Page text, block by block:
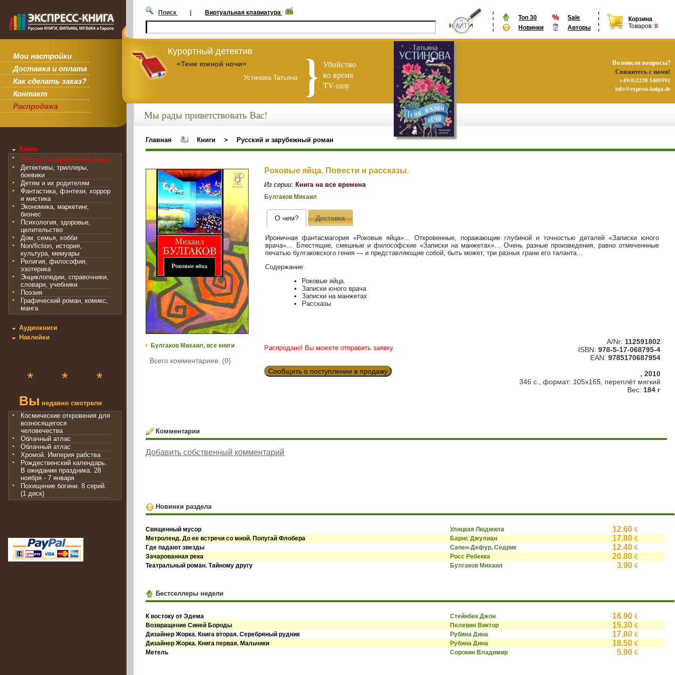
Мои настройки
Доставка и оплата
Как сделать заказ?
Контакт
Распродажа
Топ 30
Sale
Новинки
Авторы
Корзина
Товаров: 0
Поиск | Виртуальная клавиатура
Курортный детектив
«Тени южной ночи»
Устинова Татьяна
Убийство
во время
TV-шоу
Книги
Русский и зарубежный роман
Детективы, триллеры,
боевики
Детям и их родителям
Фантастика, фэнтези, хоррор
и мистика
Экономика, маркетинг,
бизнес
Психология, здоровье,
целительство
Дом, семья, хобби
Non/fiction, история,
культура, мемуары
Религия, философия,
эзотерика
Энциклопедии, справочники,
словари, учебники
Поэзия
Графический роман, комикс,
манга
Аудиокниги
Наклейки
* * *
Вы недавно смотрели
Космические откровения для
возносящегося
человечества
Облачный атлас
Облачный атлас
Хромой. Империя рабства
Рождественский календарь.
В ожидании праздника. 28
ноября - 7 января
Похищение богини. 8 серий.
(1 диск)
Мы рады приветствовать Вас!
Главная Книги > Русский и зарубежный роман
Булгаков Михаил, все книги
Всего комментариев: (0)
Роковые яйца. Повести и рассказы.
Из серии: Книга на все времена
Булгаков Михаил
О чем? Доставка
Ироничная фантасмагория «Роковые яйца»… Откровенные, поражающие глубиной и точностью деталей «Записки юного
врача»… Блестящие, смешные и философские «Записки на манжетах»… Очень разные произведения, равно отмеченнные
печатью булгаковского гения — и представляющие собой, быть может, три разных грани его таланта…
Содержание:
Роковые яйца.
Записки юного врача
Записки на манжетах
Рассказы
Распродано! Вы можете отправить заявку.
Сообщить о поступлении в продажу
A/Nr: 112591802
ISBN: 978-5-17-068795-4
EAN: 9785170687954
, 2010
346 с., формат: 105х165, переплёт мягкий
Вес: 184 г
Комментарии
Добавить собственный комментарий
Новинки раздела
Священный мусор Улицкая Людмила 12.60€
Метроленд. До ее встречи со мной. Попугай Флобера Барнс Джулиан 17.80€
Где падают звезды Сапен-Дефур, Седрик 12.40€
Зачарованная река Росс Ребекка 20.80€
Театральный роман. Тайному другу Булгаков Михаил 3.90€
Бестселлеры недели
К востоку от Эдема Стейнбек Джон 16.90€
Возвращение Синей Бороды Пелевин Виктор 15.30€
Дизайнер Жорка. Книга вторая. Серебряный рудник Рубина Дина 17.80€
Дизайнер Жорка. Книга первая. Мальчики Рубина Дина 18.50€
Метель Сорокин Владимир 5.90€
Возникли вопросы?
Свяжитесь с нами!
+49(0)2238 5409591
info@express-kniga.de